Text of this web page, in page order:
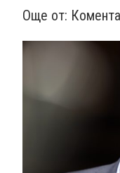
Още от: